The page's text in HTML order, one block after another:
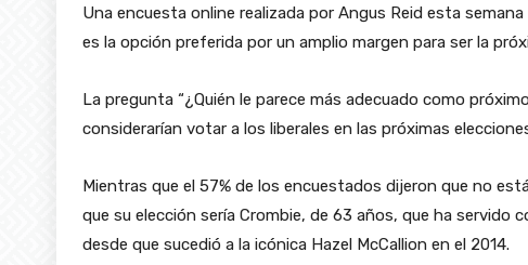
Una encuesta online realizada por Angus Reid esta
es la opción preferida por un amplio margen para ser la
La pregunta “¿Quién le parece más adecuado como
considerarían votar a los liberales en las próximas
Mientras que el 57% de los encuestados dijeron que no
que su elección sería Crombie, de 63 años, que ha servido
desde que sucedió a la icónica Hazel McCallion en el 2014.